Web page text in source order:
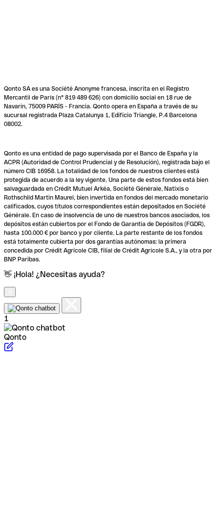
Qonto SA es una Société Anonyme francesa, inscrita en el Registro
Mercantil de París (n° 819 489 626) con domicilio social en 18 rue de
Navarin, 75009 PARÍS - Francia. Qonto opera en España a través de su
sucursal registrada Plaza Catalunya 1, Edificio Triangle, P.4 Barcelona
08002.
Qonto es una entidad de pago supervisada por el Banco de España y la
ACPR (Autoridad de Control Prudencial y de Resolución), registrada bajo el
número CIB 16958. La totalidad de los fondos de nuestros clientes está
protegida de acuerdo a la ley vigente. Una parte de estos fondos está bien
salvaguardada en Crédit Mutuel Arkéa, Société Générale, Natixis o
Rothschild Martin Maurel, bien invertida en fondos del mercado monetario
calificados, cuyos títulos correspondientes están depositados en Société
Générale. En caso de insolvencia de uno de nuestros bancos asociados, los
depósitos están cubiertos por el Fondo de Garantía de Depósitos (FGDR),
hasta 100.000 € por banco y por cliente. La parte restante de los fondos
está totalmente cubierta por dos garantías autónomas: la primera
concedida por Crédit Agricole CIB, filial de Crédit Agricole S.A., y la otra por
BNP Paribas.
👋 ¡Hola! ¿Necesitas ayuda?
1
Qonto